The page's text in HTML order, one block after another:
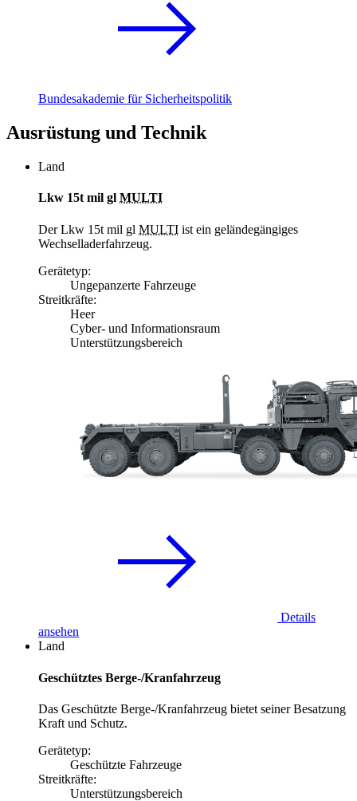
Bundesakademie für Sicherheitspolitik
Ausrüstung und Technik
Land
Lkw 15t mil gl MULTI
Der Lkw 15t mil gl MULTI ist ein geländegängiges
Wechselladerfahrzeug.
Gerätetyp:
Ungepanzerte Fahrzeuge
Streitkräfte:
Heer
Cyber- und Informationsraum
Unterstützungsbereich
Details
ansehen
Land
Geschütztes Berge-/Kranfahrzeug
Das Geschützte Berge-/Kranfahrzeug bietet seiner Besatzung
Kraft und Schutz.
Gerätetyp:
Geschützte Fahrzeuge
Streitkräfte:
Unterstützungsbereich